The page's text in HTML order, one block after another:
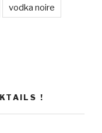
vodka noire
!